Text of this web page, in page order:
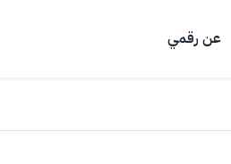
عن رقمي